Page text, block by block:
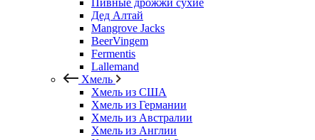
Пивные дрожжи сухие
Дед Алтай
Mangrove Jacks
BeerVingem
Fermentis
Lallemand
Хмель
Хмель из США
Хмель из Германии
Хмель из Австралии
Хмель из Англии